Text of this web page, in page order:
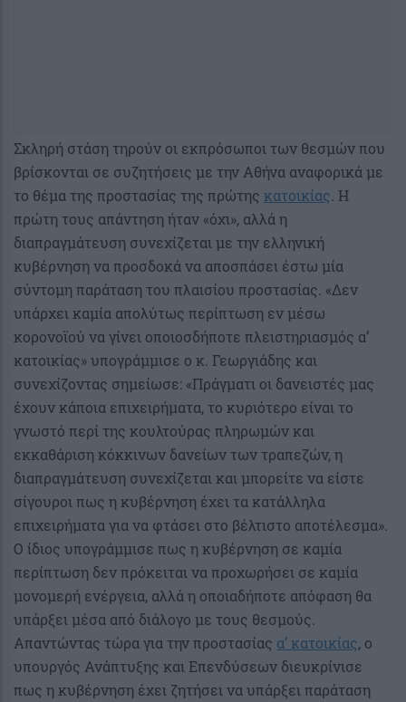
Σκληρή στάση τηρούν οι εκπρόσωποι των θεσμών που
βρίσκονται σε συζητήσεις με την Αθήνα αναφορικά με
το θέμα της προστασίας της πρώτης κατοικίας. Η
πρώτη τους απάντηση ήταν «όχι», αλλά η
διαπραγμάτευση συνεχίζεται με την ελληνική
κυβέρνηση να προσδοκά να αποσπάσει έστω μία
σύντομη παράταση του πλαισίου προστασίας. «Δεν
υπάρχει καμία απολύτως περίπτωση εν μέσω
κορονοϊού να γίνει οποιοσδήποτε πλειστηριασμός α’
κατοικίας» υπογράμμισε ο κ. Γεωργιάδης και
συνεχίζοντας σημείωσε: «Πράγματι οι δανειστές μας
έχουν κάποια επιχειρήματα, το κυριότερο είναι το
γνωστό περί της κουλτούρας πληρωμών και
εκκαθάριση κόκκινων δανείων των τραπεζών, η
διαπραγμάτευση συνεχίζεται και μπορείτε να είστε
σίγουροι πως η κυβέρνηση έχει τα κατάλληλα
επιχειρήματα για να φτάσει στο βέλτιστο αποτέλεσμα».
Ο ίδιος υπογράμμισε πως η κυβέρνηση σε καμία
περίπτωση δεν πρόκειται να προχωρήσει σε καμία
μονομερή ενέργεια, αλλά η οποιαδήποτε απόφαση θα
υπάρξει μέσα από διάλογο με τους θεσμούς.
Απαντώντας τώρα για την προστασίας α’ κατοικίας, ο
υπουργός Ανάπτυξης και Επενδύσεων διευκρίνισε
πως η κυβέρνηση έχει ζητήσει να υπάρξει παράταση